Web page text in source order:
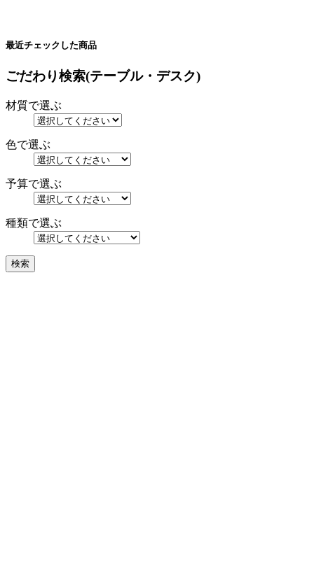
最近チェックした商品
ごだわり検索(テーブル・デスク)
材質で選ぶ
色で選ぶ
予算で選ぶ
種類で選ぶ